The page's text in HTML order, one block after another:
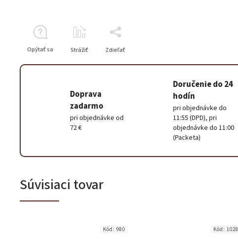
Opýtať sa Strážiť Zdieľať
Doprava
zadarmo
pri objednávke od
72 €
Doručenie do 24
hodín
pri objednávke do
11:55 (DPD), pri
objednávke do 11:00
(Packeta)
Súvisiaci tovar
Kód: 980 Kód: 1028